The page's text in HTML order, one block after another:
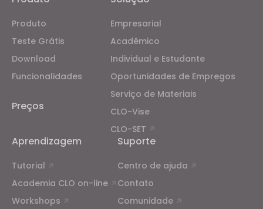
Produto
Teste Grátis
Download
Funcionalidades
Preços
Empresarial
Acadêmico
Individual e Estudante
Oportunidades de Empregos
Serviço de Materiais
CLO-Vise
CLO-SET
Aprendizagem
Tutorial
Academia CLO on-line
Workshops
Suporte
Centro de ajuda
Contato
Comunidade